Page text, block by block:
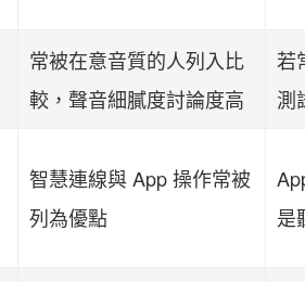
常被在意音質的人列入比
較，聲音細膩度討論度高
若
測
智慧連線與 App 操作常被
列為優點
是